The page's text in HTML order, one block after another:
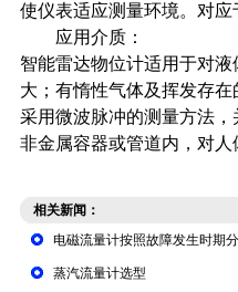
使仪表适应测量环境。对应
应用介质：
智能雷达物位计适用于对液
大；有惰性气体及挥发存在
采用微波脉冲的测量方法，
非金属容器或管道内，对人
相关新闻：
电磁流量计按照故障发生时期
蒸汽流量计选型